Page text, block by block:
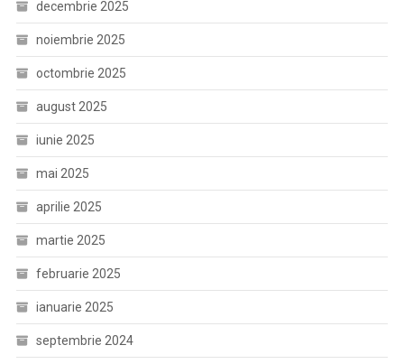
decembrie 2025
noiembrie 2025
octombrie 2025
august 2025
iunie 2025
mai 2025
aprilie 2025
martie 2025
februarie 2025
ianuarie 2025
septembrie 2024